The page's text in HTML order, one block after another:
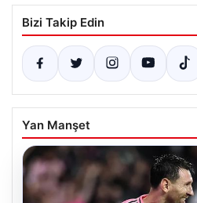
Bizi Takip Edin
Yan Manşet